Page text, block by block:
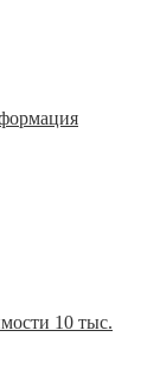
10 тыс.